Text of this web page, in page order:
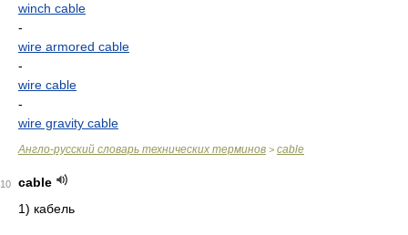
winch cable
-
wire armored cable
-
wire cable
-
wire gravity cable
Англо-русский словарь технических терминов > cable
10
cable
1) кабель